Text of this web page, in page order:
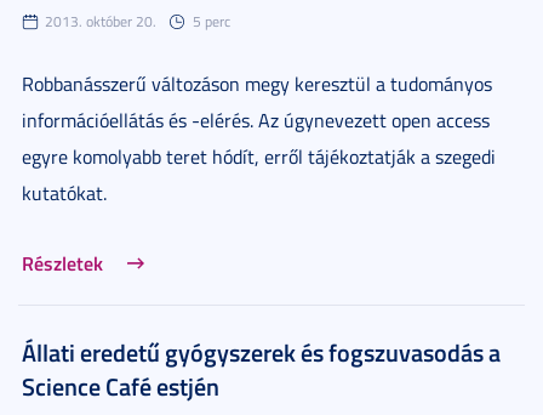
2013. október 20. 5 perc
Robbanásszerű változáson megy keresztül a tudományos
információellátás és -elérés. Az úgynevezett open access
egyre komolyabb teret hódít, erről tájékoztatják a szegedi
kutatókat.
Részletek
Állati eredetű gyógyszerek és fogszuvasodás a
Science Café estjén